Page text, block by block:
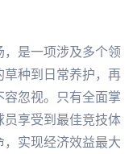
是一项涉及多个领
种到日常养护，再
忽视。只有全面掌
享受到最佳竞技体
实现经济效益最大